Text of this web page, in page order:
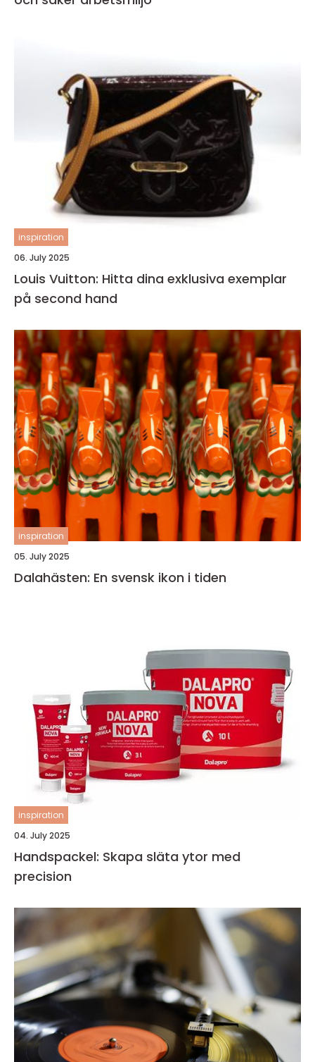
inspiration
06. July 2025
Louis Vuitton: Hitta dina exklusiva exemplar
på second hand
inspiration
05. July 2025
Dalahästen: En svensk ikon i tiden
inspiration
04. July 2025
Handspackel: Skapa släta ytor med
precision